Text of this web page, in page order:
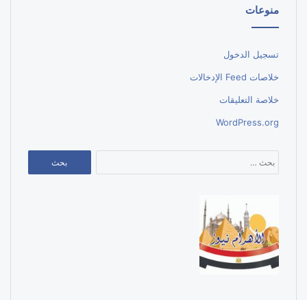
منوعات
تسجيل الدخول
خلاصات Feed الإدخالات
خلاصة التعليقات
WordPress.org
عن: